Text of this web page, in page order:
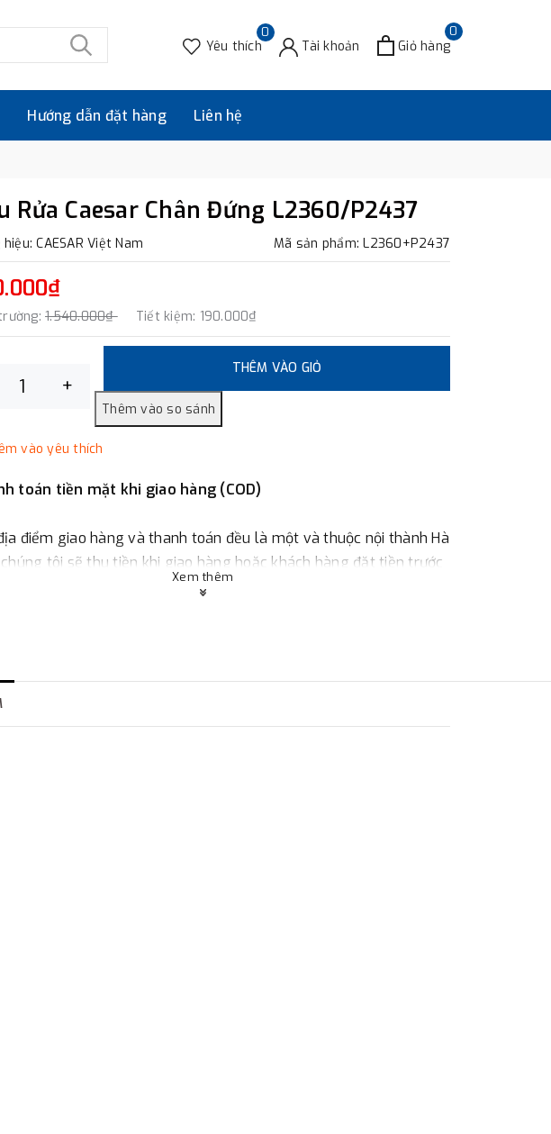
0
Yêu thích Tài khoản
0
Giỏ hàng
Hướng dẫn đặt hàng Liên hệ
Rửa Caesar Chân Đứng L2360/P2437
CAESAR Việt Nam Mã sản phẩm: L2360+P2437
1.540.000₫ Tiết kiệm: 190.000₫
+
THÊM VÀO GIỎ
toán tiền mặt khi giao hàng (COD)
điểm giao hàng và thanh toán đều là một và thuộc nội thành Hà
tôi sẽ thu tiền khi giao hàng hoặc khách hàng đặt tiền trước
giá trị đơn hàng tùy thuộc vào đơn hàng.
Thanh HươngĐịa chỉ : 23 phố Cát Linh, phường Cát Linh,
Đa, Hà Nội.
Xem thêm